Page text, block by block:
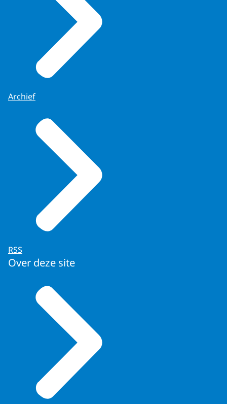
Archief
RSS
Over deze site